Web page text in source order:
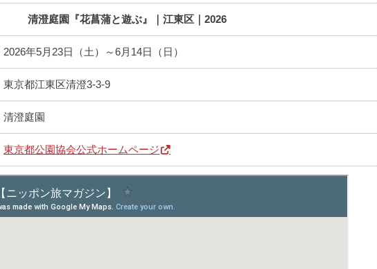
清澄庭園『花菖蒲と遊ぶ』｜江東区｜2026
2026年5月23日（土）～6月14日（日）
東京都江東区清澄3-3-9
清澄庭園
東京都公園協会公式ホームページ